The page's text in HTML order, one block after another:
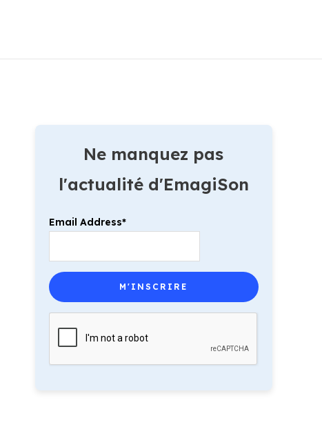
Ne manquez pas
l'actualité d'EmagiSon
Email Address*